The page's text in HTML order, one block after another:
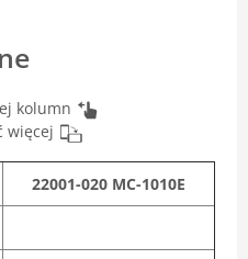
kolumn
więcej
22001-020 MC-1010E